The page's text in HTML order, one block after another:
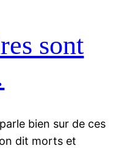
sont
bien sur de ces
dit morts et